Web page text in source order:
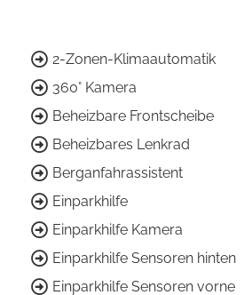
2-Zonen-Klimaautomatik
360° Kamera
Beheizbare Frontscheibe
Beheizbares Lenkrad
Berganfahrassistent
Einparkhilfe
Einparkhilfe Kamera
Einparkhilfe Sensoren hinten
Einparkhilfe Sensoren vorne